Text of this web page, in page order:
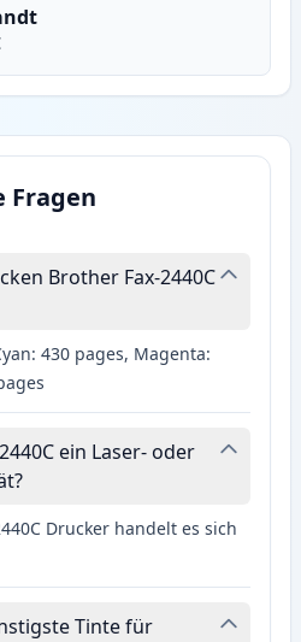
Fragen
Brother Fax-2440C
430 pages, Magenta:
ein Laser- oder
Drucker handelt es sich
Tinte für